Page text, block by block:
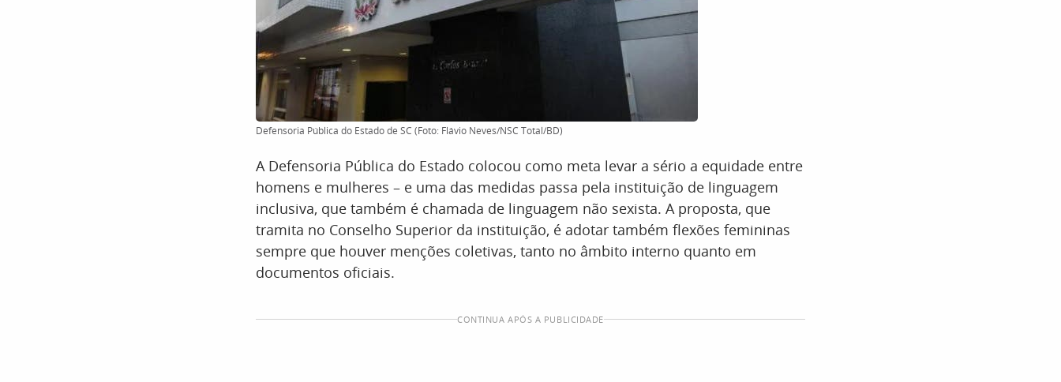
Defensoria Pública do Estado de SC (Foto: Flávio Neves/NSC Total/BD)
A Defensoria Pública do Estado colocou como meta levar a sério a equidade entre
homens e mulheres – e uma das medidas passa pela instituição de linguagem
inclusiva, que também é chamada de linguagem não sexista. A proposta, que
tramita no Conselho Superior da instituição, é adotar também flexões femininas
sempre que houver menções coletivas, tanto no âmbito interno quanto em
documentos oficiais.
CONTINUA APÓS A PUBLICIDADE